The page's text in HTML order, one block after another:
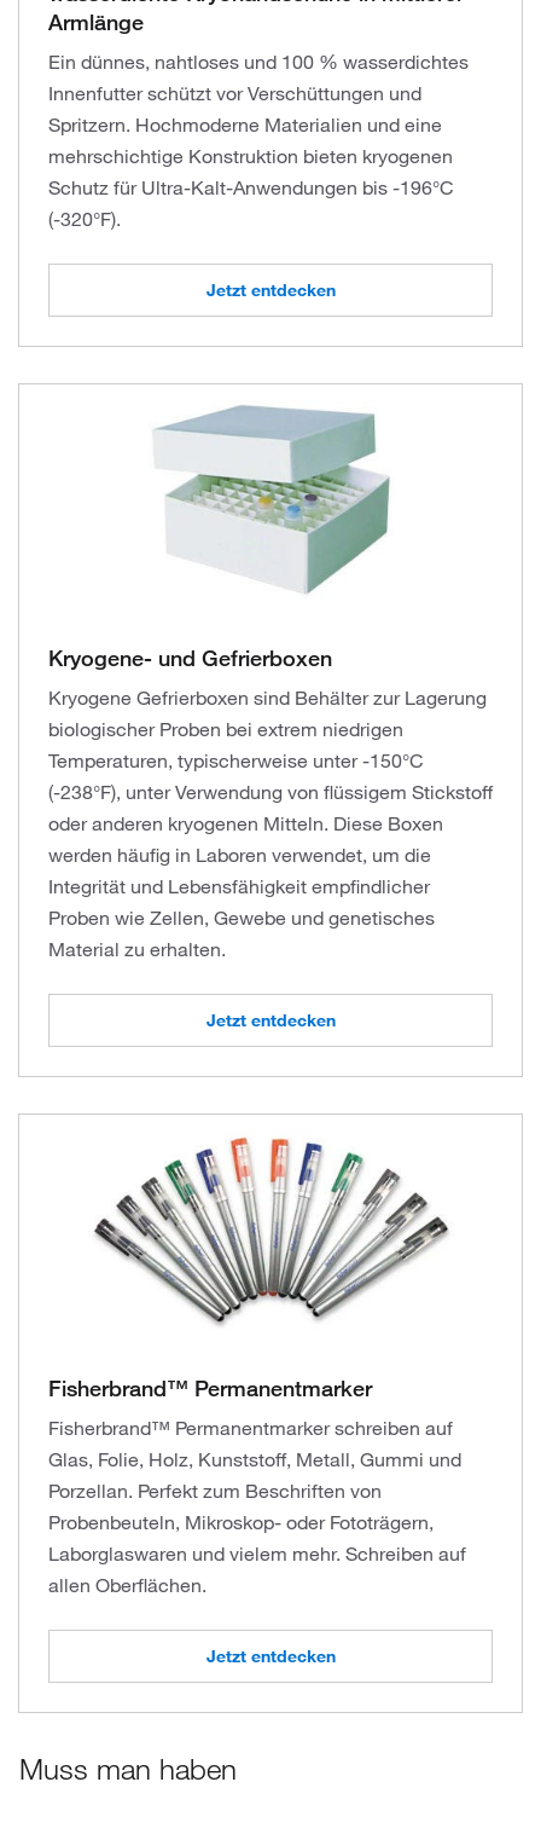
Armlänge
Ein dünnes, nahtloses und 100 % wasserdichtes
Innenfutter schützt vor Verschüttungen und
Spritzern. Hochmoderne Materialien und eine
mehrschichtige Konstruktion bieten kryogenen
Schutz für Ultra-Kalt-Anwendungen bis -196°C
(-320°F).
Jetzt entdecken
Kryogene- und Gefrierboxen
Kryogene Gefrierboxen sind Behälter zur Lagerung
biologischer Proben bei extrem niedrigen
Temperaturen, typischerweise unter -150°C
(-238°F), unter Verwendung von flüssigem Stickstoff
oder anderen kryogenen Mitteln. Diese Boxen
werden häufig in Laboren verwendet, um die
Integrität und Lebensfähigkeit empfindlicher
Proben wie Zellen, Gewebe und genetisches
Material zu erhalten.
Jetzt entdecken
Fisherbrand™ Permanentmarker
Fisherbrand™ Permanentmarker schreiben auf
Glas, Folie, Holz, Kunststoff, Metall, Gummi und
Porzellan. Perfekt zum Beschriften von
Probenbeuteln, Mikroskop- oder Fototrägern,
Laborglaswaren und vielem mehr. Schreiben auf
allen Oberflächen.
Jetzt entdecken
Muss man haben